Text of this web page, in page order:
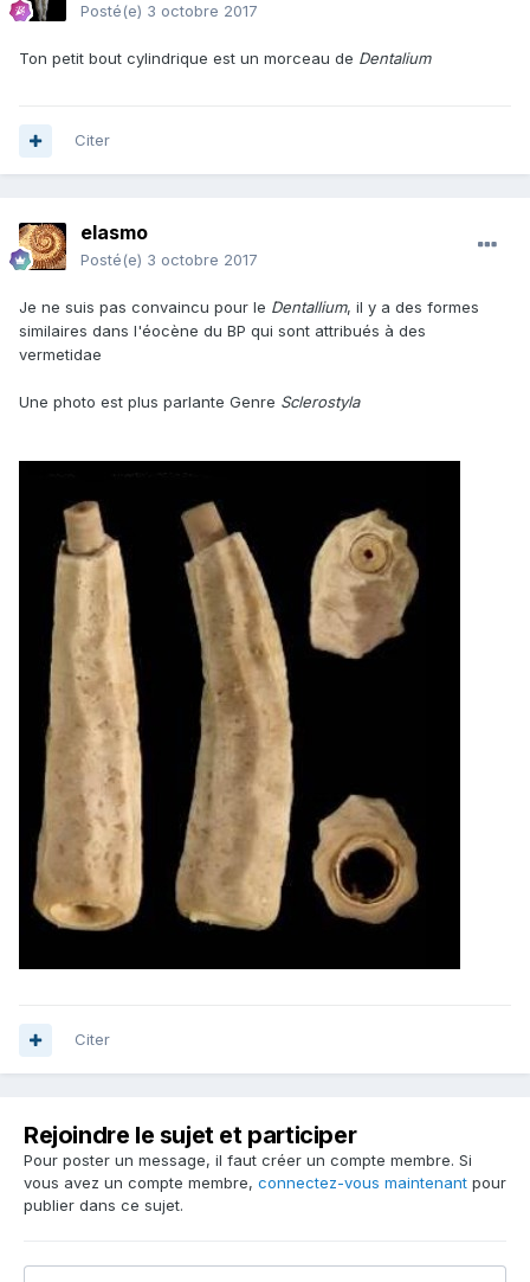
Posté(e) 3 octobre 2017
Ton petit bout cylindrique est un morceau de Dentalium
Citer
elasmo
Posté(e) 3 octobre 2017
Je ne suis pas convaincu pour le Dentallium, il y a des formes
similaires dans l'éocène du BP qui sont attribués à des
vermetidae
Une photo est plus parlante Genre Sclerostyla
Citer
Rejoindre le sujet et participer
Pour poster un message, il faut créer un compte membre. Si
vous avez un compte membre, connectez-vous maintenant pour
publier dans ce sujet.